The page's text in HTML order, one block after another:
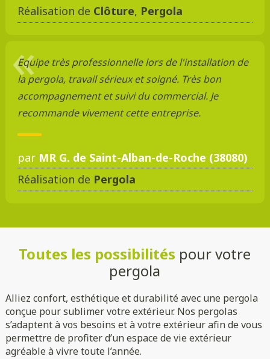
Réalisation de Clôture, Pergola
Equipe très professionnelle lors de l'installation de
la pergola, travail sérieux et soigné. Très bon
accompagnement et suivi du commercial. Je
recommande vivement cette entreprise.
par MR G. de Saint-Alban-de-Roche (38080)
Réalisation de Pergola
Toutes les possibilités pour votre
pergola
Alliez confort, esthétique et durabilité avec une pergola
conçue pour sublimer votre extérieur. Nos pergolas
s’adaptent à vos besoins et à votre extérieur afin de vous
permettre de profiter d’un espace de vie extérieur
agréable à vivre toute l’année.
(verre/polycarbonate)
Indépendante
Adossée
Essences de boisColoris au choix
Store
Parois